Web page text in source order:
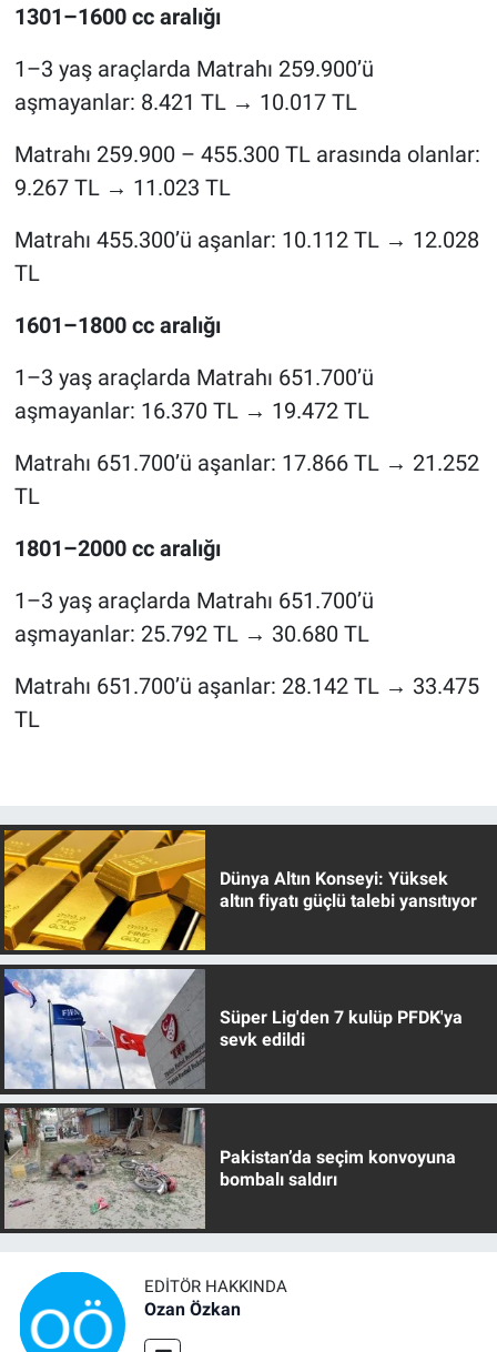
1301–1600 cc aralığı
1–3 yaş araçlarda Matrahı 259.900’ü
aşmayanlar: 8.421 TL → 10.017 TL
Matrahı 259.900 – 455.300 TL arasında olanlar:
9.267 TL → 11.023 TL
Matrahı 455.300’ü aşanlar: 10.112 TL → 12.028
TL
1601–1800 cc aralığı
1–3 yaş araçlarda Matrahı 651.700’ü
aşmayanlar: 16.370 TL → 19.472 TL
Matrahı 651.700’ü aşanlar: 17.866 TL → 21.252
TL
1801–2000 cc aralığı
1–3 yaş araçlarda Matrahı 651.700’ü
aşmayanlar: 25.792 TL → 30.680 TL
Matrahı 651.700’ü aşanlar: 28.142 TL → 33.475
TL
Dünya Altın Konseyi: Yüksek
altın fiyatı güçlü talebi yansıtıyor
Süper Lig'den 7 kulüp PFDK'ya
sevk edildi
Pakistan’da seçim konvoyuna
bombalı saldırı
EDITÖR HAKKINDA
Ozan Özkan